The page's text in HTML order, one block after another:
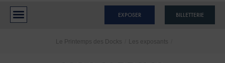
BILLETTERIE
EXPOSER
Le Printemps des Docks Les exposants